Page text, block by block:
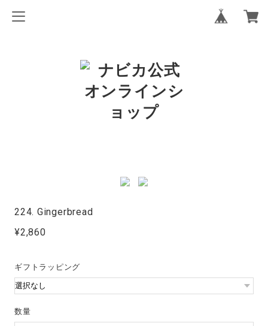
224. Gingerbread
¥2,860
ギフトラッピング
数量